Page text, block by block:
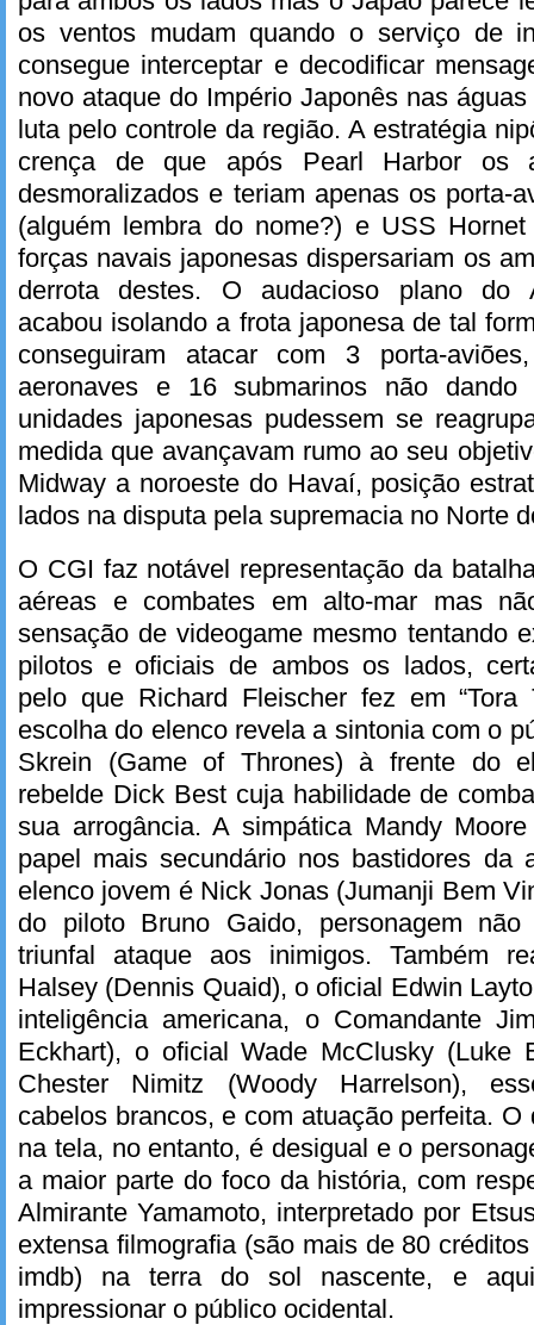
os ventos mudam quando o serviço de
consegue interceptar e decodificar
novo ataque do Império Japonês nas
luta pelo controle da região. A estratégia
crença de que após Pearl Harbor os
desmoralizados e teriam apenas os porta-
(alguém lembra do nome?) e USS
forças navais japonesas dispersariam os
derrota destes. O audacioso plano do
acabou isolando a frota japonesa de tal
conseguiram atacar com 3 porta-
aeronaves e 16 submarinos não
unidades japonesas pudessem se
medida que avançavam rumo ao seu
Midway a noroeste do Havaí, posição
lados na disputa pela supremacia no Norte
O CGI faz notável representação da
aéreas e combates em alto-mar mas
sensação de videogame mesmo tentando
pilotos e oficiais de ambos os lados,
pelo que Richard Fleischer fez em “Tora
escolha do elenco revela a sintonia com o
Skrein (Game of Thrones) à frente do
rebelde Dick Best cuja habilidade de
sua arrogância. A simpática Mandy
papel mais secundário nos bastidores da
elenco jovem é Nick Jonas (Jumanji Bem
do piloto Bruno Gaido, personagem
triunfal ataque aos inimigos. Também
Halsey (Dennis Quaid), o oficial Edwin
inteligência americana, o Comandante
Eckhart), o oficial Wade McClusky (Luke
Chester Nimitz (Woody Harrelson),
cabelos brancos, e com atuação perfeita.
na tela, no entanto, é desigual e o
a maior parte do foco da história, com
Almirante Yamamoto, interpretado por
extensa filmografia (são mais de 80
imdb) na terra do sol nascente, e
impressionar o público ocidental.